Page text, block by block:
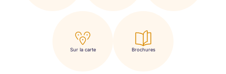
Sur la carte Brochures